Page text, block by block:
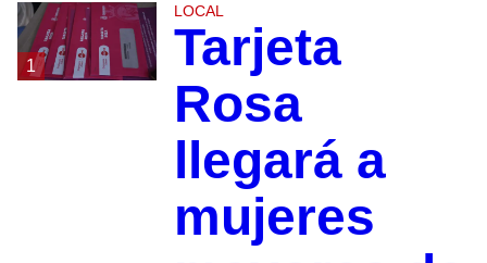
1
LOCAL
Tarjeta
Rosa
llegará a
mujeres